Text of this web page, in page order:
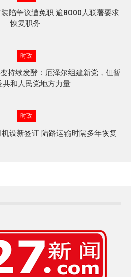
陷争议遭免职 逾8000人联署要求
恢复职务
时政
持续发酵：厄泽尔组建新党，但暂
共和人民党地方力量
时政
设新签证 陆路运输时隔多年恢复